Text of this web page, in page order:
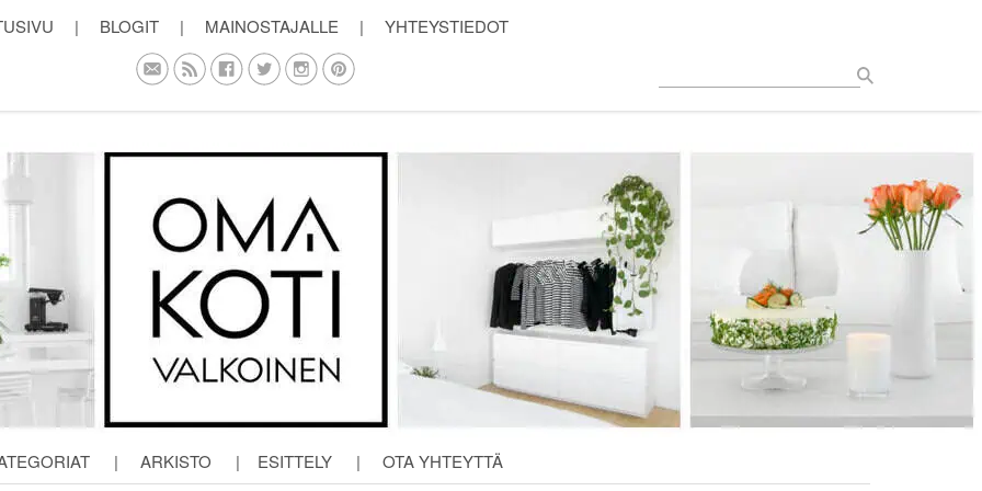
| BLOGIT | MAINOSTAJALLE | YHTEYSTIEDOT
| ARKISTO | ESITTELY | OTA YHTEYTTÄ